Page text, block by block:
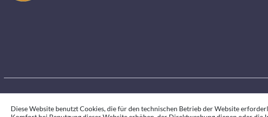
Diese Website benutzt Cookies, die für den technischen Betrieb der Website